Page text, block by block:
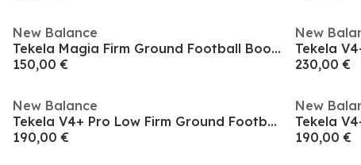
New Balance
Tekela Magia Firm Ground Football Boots
150,00 €
New
Tekela
230,00 €
New Balance
Tekela V4+ Pro Low Firm Ground Football Boots
190,00 €
New
190,00 €